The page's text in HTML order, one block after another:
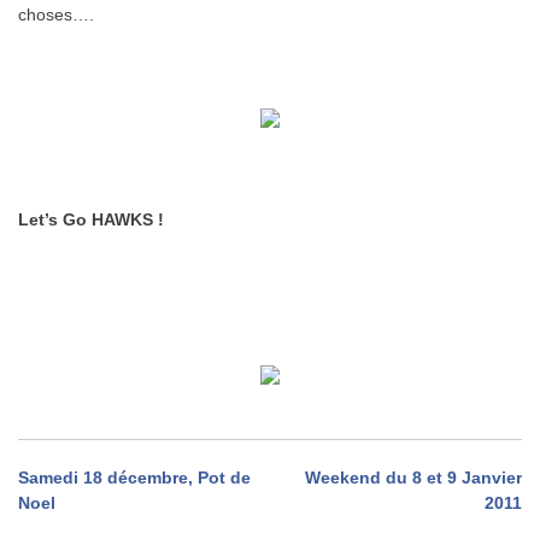
choses….
Let’s Go HAWKS !
Navigation
Samedi 18 décembre, Pot de
Noel
Weekend du 8 et 9 Janvier
2011